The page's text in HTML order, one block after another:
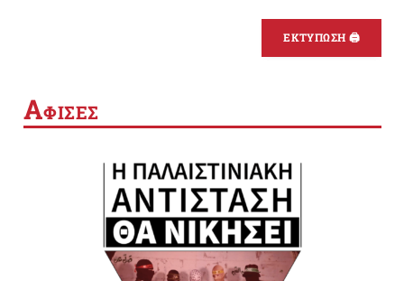
ΕΚΤΥΠΩΣΗ 🖨
ΑΦΙΣΕΣ